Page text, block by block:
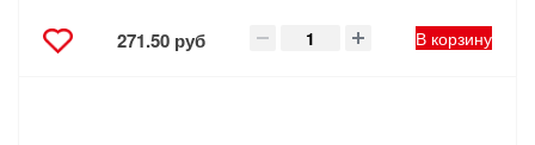
271.50 руб В корзину